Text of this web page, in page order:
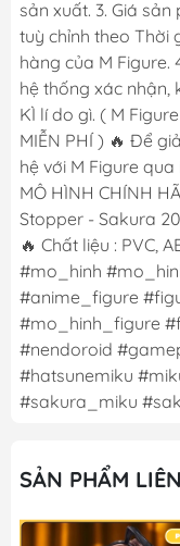
sản xuất. 3. Giá
tuỳ chỉnh theo Thời
hàng của M Figure.
hệ thống xác nhận,
KÌ lí do gì. ( M
MIỄN PHÍ ) 🔥 Để
hệ với M Figure qua
MÔ HÌNH CHÍNH
Stopper - Sakura
🔥 Chất liệu : PVC,
#mo_hinh
#anime_figure
#mo_hinh_figure
#nendoroid
#hatsunemiku
#sakura_miku
SẢN PHẨM